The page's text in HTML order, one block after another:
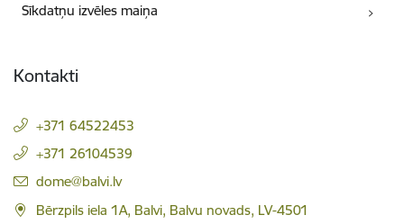
Sīkdatņu izvēles maiņa
Kontakti
+371 64522453
+371 26104539
E-pasts:
dome@balvi.lv
Bērzpils iela 1A, Balvi, Balvu novads, LV-4501